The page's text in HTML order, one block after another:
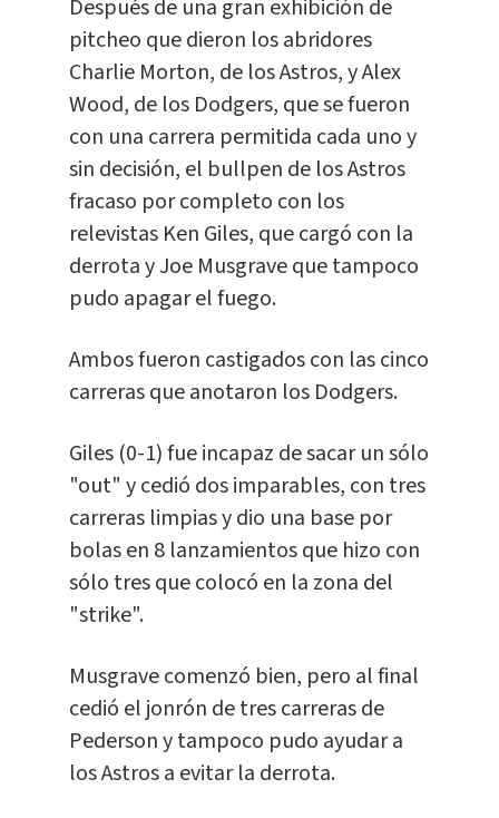
Después de una gran exhibición de
pitcheo que dieron los abridores
Charlie Morton, de los Astros, y Alex
Wood, de los Dodgers, que se fueron
con una carrera permitida cada uno y
sin decisión, el bullpen de los Astros
fracaso por completo con los
relevistas Ken Giles, que cargó con la
derrota y Joe Musgrave que tampoco
pudo apagar el fuego.
Ambos fueron castigados con las cinco
carreras que anotaron los Dodgers.
Giles (0-1) fue incapaz de sacar un sólo
"out" y cedió dos imparables, con tres
carreras limpias y dio una base por
bolas en 8 lanzamientos que hizo con
sólo tres que colocó en la zona del
"strike".
Musgrave comenzó bien, pero al final
cedió el jonrón de tres carreras de
Pederson y tampoco pudo ayudar a
los Astros a evitar la derrota.